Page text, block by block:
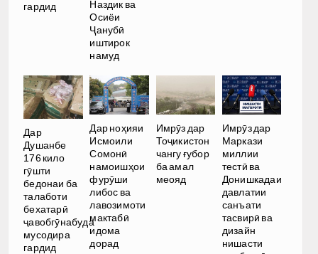
гардид
Наздик ва
Осиёи
Ҷанубӣ
иштирок
намуд
Дар
Душанбе
176 кило
гӯшти
бедонаи ба
талаботи
бехатарӣ
ҷавобгӯнабуда
мусодира
гардид
Дар ноҳияи
Исмоили
Сомонӣ
намоишҳои
фурӯши
либос ва
лавозимоти
мактабӣ
идома
дорад
Имрӯз дар
Тоҷикистон
чангу ғубор
ба амал
меояд
Имрӯз дар
Маркази
миллии
тестӣ ва
Донишкадаи
давлатии
санъати
тасвирӣ ва
дизайн
нишасти